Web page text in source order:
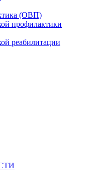
(ОВП)
профилактики
реабилитации